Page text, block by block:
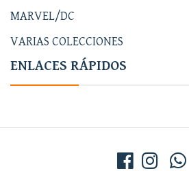
MARVEL/DC
VARIAS COLECCIONES
ENLACES RÁPIDOS